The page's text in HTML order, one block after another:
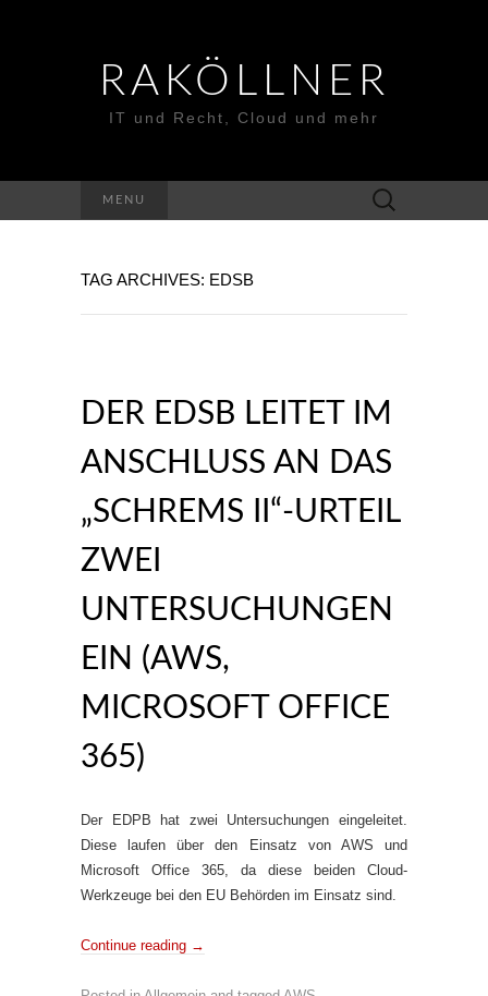
RAKÖLLNER
IT und Recht, Cloud und mehr
MENU
Suchen
nach:
TAG ARCHIVES: EDSB
DER EDSB LEITET IM
ANSCHLUSS AN DAS
„SCHREMS II“-URTEIL
ZWEI
UNTERSUCHUNGEN
EIN (AWS,
MICROSOFT OFFICE
365)
Der EDPB hat zwei Untersuchungen eingeleitet.
Diese laufen über den Einsatz von AWS und
Microsoft Office 365, da diese beiden Cloud-
Werkzeuge bei den EU Behörden im Einsatz sind.
Continue reading →